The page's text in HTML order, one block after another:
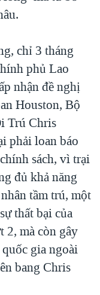
chỉ 3 tháng
phủ Lao
nhận đề nghị
Houston, Bộ
Trú Chris
phải loan báo
sách, vì trại
đủ khả năng
tầm trú, một
thất bại của
mà còn gây
gia ngoài
bang Chris